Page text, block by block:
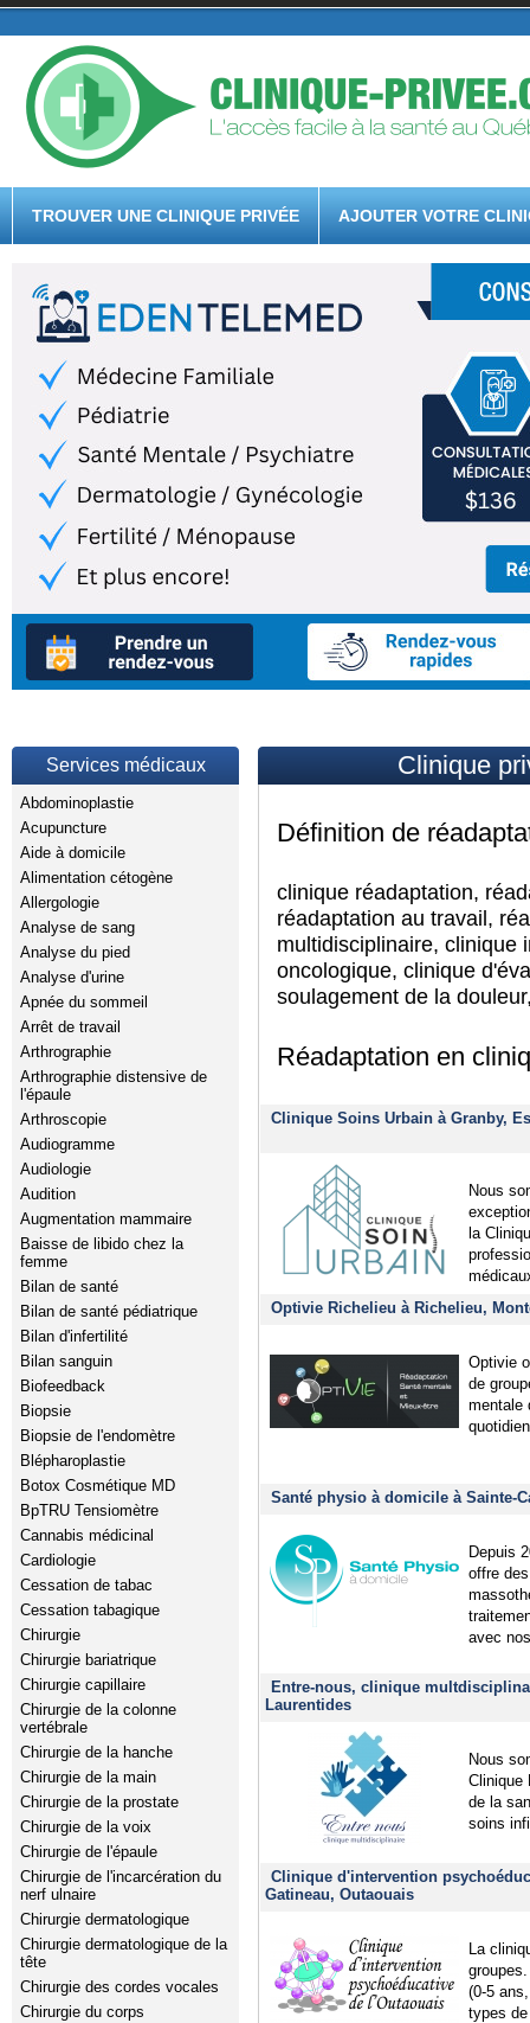
TROUVER UNE CLINIQUE PRIVÉE AJOUTER VOTRE
Services médicaux
Abdominoplastie
Acupuncture
Aide à domicile
Alimentation cétogène
Allergologie
Analyse de sang
Analyse du pied
Analyse d'urine
Apnée du sommeil
Arrêt de travail
Arthrographie
Arthrographie distensive de
l'épaule
Arthroscopie
Audiogramme
Audiologie
Audition
Augmentation mammaire
Baisse de libido chez la
femme
Bilan de santé
Bilan de santé pédiatrique
Bilan d'infertilité
Bilan sanguin
Biofeedback
Biopsie
Biopsie de l'endomètre
Blépharoplastie
Botox Cosmétique MD
BpTRU Tensiomètre
Cannabis médicinal
Cardiologie
Cessation de tabac
Cessation tabagique
Chirurgie
Chirurgie bariatrique
Chirurgie capillaire
Chirurgie de la colonne
vertébrale
Chirurgie de la hanche
Chirurgie de la main
Chirurgie de la prostate
Chirurgie de la voix
Chirurgie de l'épaule
Chirurgie de l'incarcération du
nerf ulnaire
Chirurgie dermatologique
Chirurgie dermatologique de la
tête
Chirurgie des cordes vocales
Chirurgie du corps
Clinique
Définition de
clinique réadaptation,
réadaptation au travail,
multidisciplinaire, clinique
oncologique, clinique
soulagement de la
Réadaptation en
Clinique Soins Urbain à Granby,
Nous
la
Optivie Richelieu à Richelieu,
Optivie
de
mentale
Santé physio à domicile à Sainte-
Depuis
offre
avec nos
Entre-nous, clinique
Laurentides
Nous
Clinique
de la
soins
Clinique d'intervention
Gatineau, Outaouais
La
(0-5
types